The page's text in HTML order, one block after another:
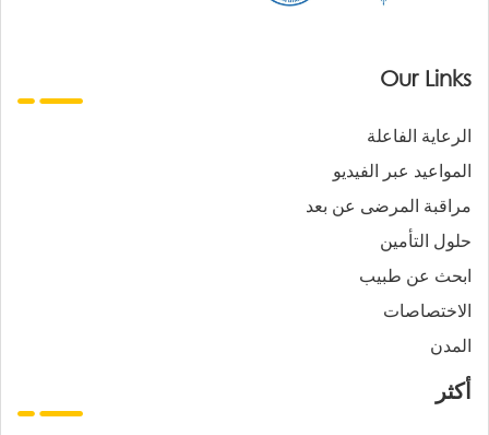
Our Links
الرعاية الفاعلة
المواعيد عبر الفيديو
مراقبة المرضى عن بعد
حلول التأمين
ابحث عن طبيب
الاختصاصات
المدن
أكثر